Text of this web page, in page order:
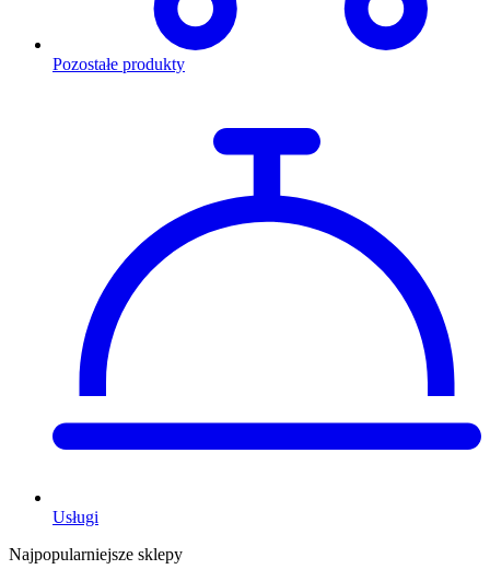
Pozostałe produkty
Usługi
Najpopularniejsze sklepy